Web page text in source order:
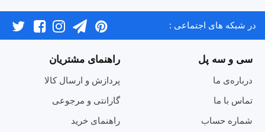
در شبکه های اجتماعی :
سی و سه پل
درباره‌ی ما
تماس با ما
شماره حساب
راهنمای مشتریان
پردازش و ارسال کالا
گارانتی و مرجوعی
راهنمای خرید